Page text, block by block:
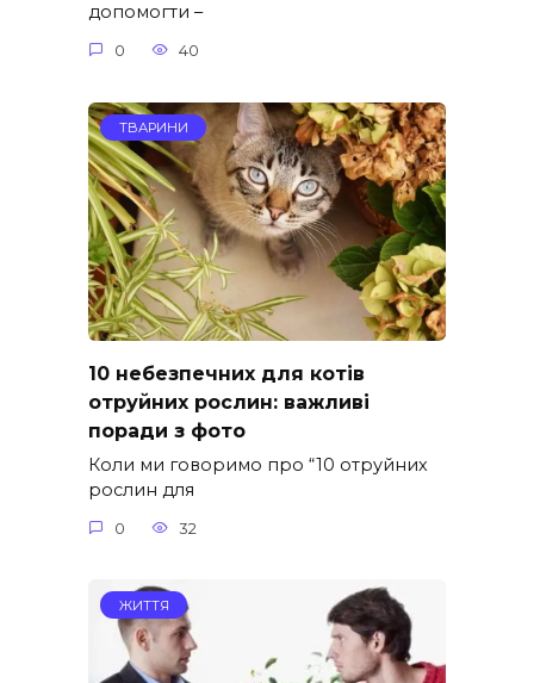
допомогти –
0 40
ТВАРИНИ
10 небезпечних для котів
отруйних рослин: важливі
поради з фото
Коли ми говоримо про “10 отруйних
рослин для
0 32
ЖИТТЯ